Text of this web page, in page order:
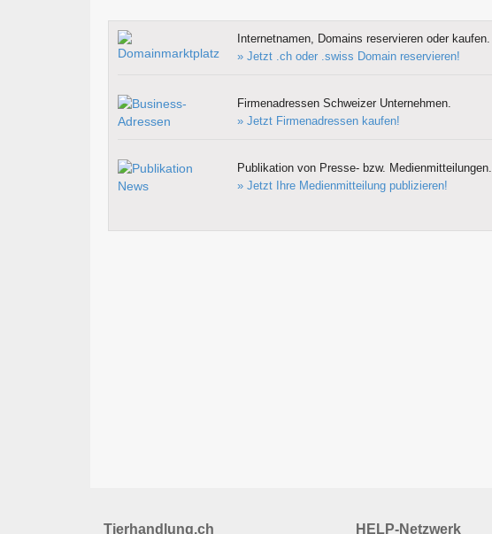
Internetnamen, Domains reservieren oder kaufen.
» Jetzt .ch oder .swiss Domain reservieren!
Firmenadressen Schweizer Unternehmen.
» Jetzt Firmenadressen kaufen!
Publikation von Presse- bzw. Medienmitteilungen.
» Jetzt Ihre Medienmitteilung publizieren!
Tierhandlung.ch HELP-Netzwerk